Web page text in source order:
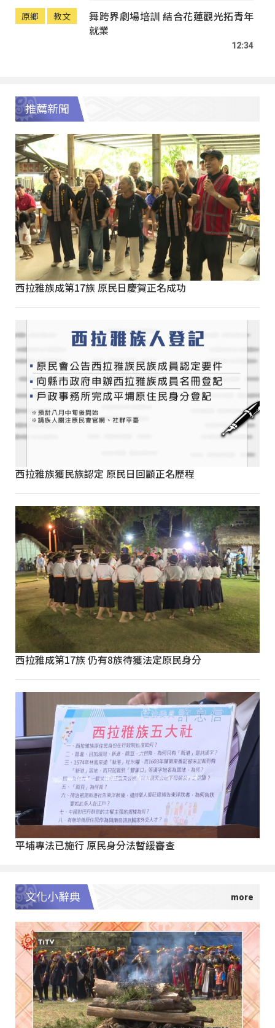
原鄉 教文
舞跨界劇場培訓 結合花蓮觀光拓青年
就業
12:34
推薦新聞
西拉雅族成第17族 原民日慶賀正名成功
西拉雅族獲民族認定 原民日回顧正名歷程
西拉雅成第17族 仍有8族待獲法定原民身分
平埔專法已施行 原民身分法暫緩審查
文化小辭典